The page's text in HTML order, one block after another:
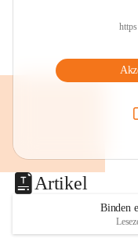
Artikel
Binden